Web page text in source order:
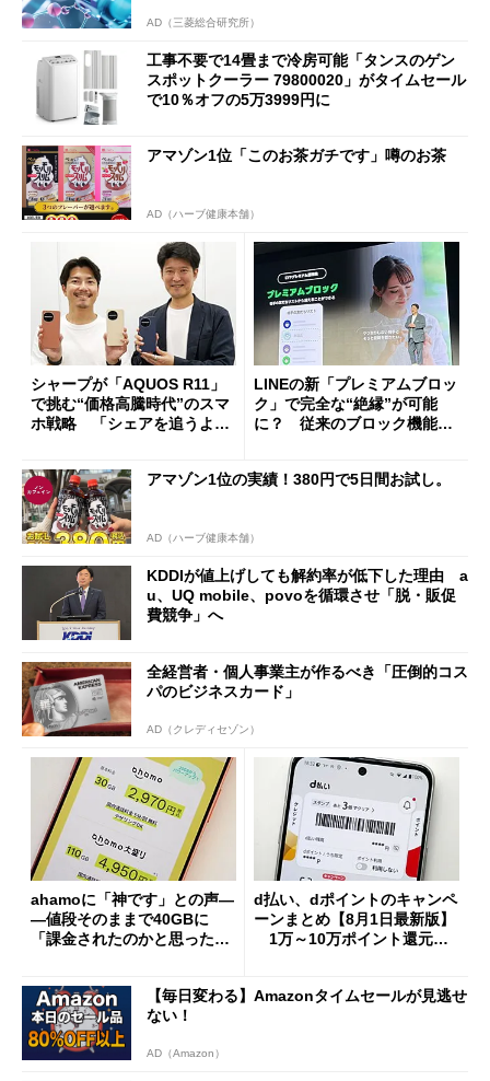
AD（三菱総合研究所）
工事不要で14畳まで冷房可能「タンスのゲン
スポットクーラー 79800020」がタイムセール
で10％オフの5万3999円に
アマゾン1位「このお茶ガチです」噂のお茶
AD（ハーブ健康本舗）
シャープが「AQUOS R11」
で挑む“価格高騰時代”のスマ
ホ戦略 「シェアを追うより
LINEの新「プレミアムブロッ
ク」で完全な“絶縁”が可能
に？ 従来のブロック機能と
アマゾン1位の実績！380円で5日間お試し。
AD（ハーブ健康本舗）
KDDIが値上げしても解約率が低下した理由 a
u、UQ mobile、povoを循環させ「脱・販促
費競争」へ
全経営者・個人事業主が作るべき「圧倒的コス
パのビジネスカード」
AD（クレディセゾン）
ahamoに「神です」との声―
―値段そのままで40GBに
「課金されたのかと思った」
d払い、dポイントのキャンペ
ーンまとめ【8月1日最新版】
1万～10万ポイント還元の
【毎日変わる】Amazonタイムセールが見逃せ
ない！
AD（Amazon）